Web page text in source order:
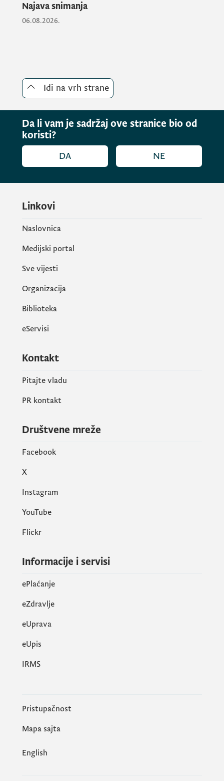
Najava snimanja
06.08.2026.
Idi na vrh strane
Da li vam je sadržaj ove stranice bio od
koristi?
DA NE
Linkovi
Naslovnica
Medijski portal
Sve vijesti
Organizacija
Biblioteka
eServisi
Kontakt
Pitajte vladu
PR kontakt
Društvene mreže
Facebook
X
Instagram
YouTube
Flickr
Informacije i servisi
ePlaćanje
eZdravlje
eUprava
еUpis
IRMS
Pristupačnost
Mapa sajta
English